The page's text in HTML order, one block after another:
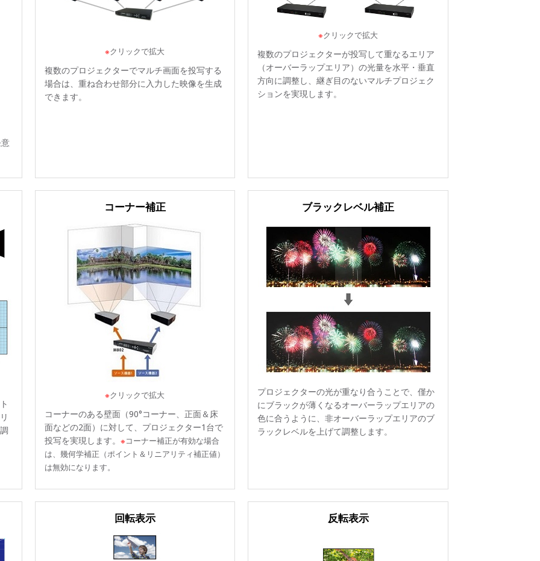
※クリックで拡大
複数のプロジェクターでマルチ画面を投写する
場合は、重ね合わせ部分に入力した映像を生成
できます。
※クリックで拡大
複数のプロジェクターが投写して重なるエリア
（オーバーラップエリア）の光量を水平・垂直
方向に調整し、継ぎ目のないマルチプロジェク
ションを実現します。
コーナー補正
※クリックで拡大
コーナーのある壁面（90°コーナー、正面＆床
面などの2面）に対して、プロジェクター1台で
投写を実現します。 ※コーナー補正が有効な場合
は、幾何学補正（ポイント＆リニアリティ補正値）
は無効になります。
ブラックレベル補正
プロジェクターの光が重なり合うことで、僅か
にブラックが薄くなるオーバーラップエリアの
色に合うように、非オーバーラップエリアのブ
ラックレベルを上げて調整します。
回転表示 反転表示